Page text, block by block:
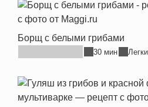
Борщ с белыми грибами
30 мин